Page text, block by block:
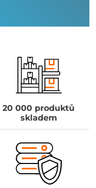
20 000 produktů
skladem